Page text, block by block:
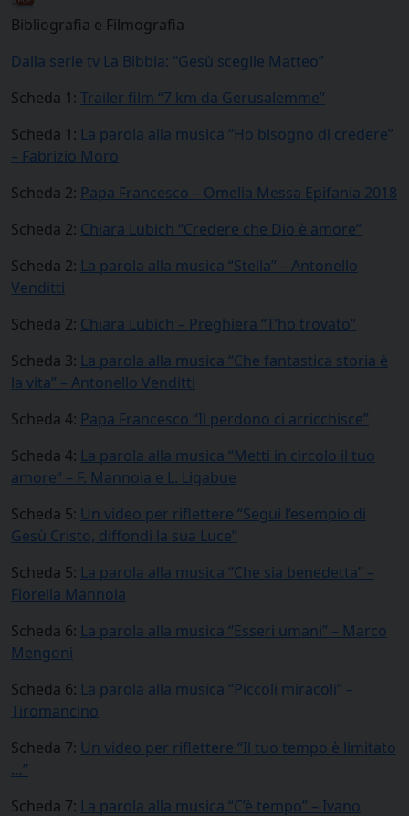
Bibliografia e Filmografia
Dalla serie tv La Bibbia: “Gesù sceglie Matteo”
Scheda 1: Trailer film “7 km da Gerusalemme”
Scheda 1: La parola alla musica “Ho bisogno di credere”
– Fabrizio Moro
Scheda 2: Papa Francesco – Omelia Messa Epifania 2018
Scheda 2: Chiara Lubich “Credere che Dio è amore”
Scheda 2: La parola alla musica “Stella” – Antonello
Venditti
Scheda 2: Chiara Lubich – Preghiera “T’ho trovato”
Scheda 3: La parola alla musica “Che fantastica storia è
la vita” – Antonello Venditti
Scheda 4: Papa Francesco “Il perdono ci arricchisce”
Scheda 4: La parola alla musica “Metti in circolo il tuo
amore” – F. Mannoia e L. Ligabue
Scheda 5: Un video per riflettere “Segui l’esempio di
Gesù Cristo, diffondi la sua Luce”
Scheda 5: La parola alla musica “Che sia benedetta” –
Fiorella Mannoia
Scheda 6: La parola alla musica “Esseri umani” – Marco
Mengoni
Scheda 6: La parola alla musica “Piccoli miracoli” –
Tiromancino
Scheda 7: Un video per riflettere “Il tuo tempo è limitato
…”
Scheda 7: La parola alla musica “C’è tempo” – Ivano